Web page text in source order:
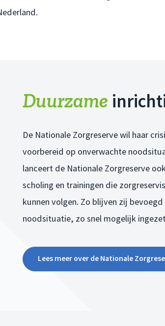
Duurzame
De Nationale Zorgreserve wil haar
voorbereid op onverwachte
lanceert de Nationale Zorgreserve
scholing en trainingen die
kunnen volgen. Zo blijven zij
noodsituatie, zo snel mogelijk
Lees meer over de Nationale